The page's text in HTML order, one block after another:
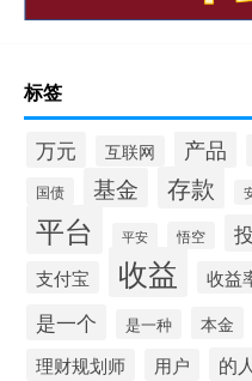
标签
万元 互联网 产品
国债 基金 存款
平台 平安 悟空
支付宝 收益 收益
是一个 是一种 本金
理财规划师 用户 的人